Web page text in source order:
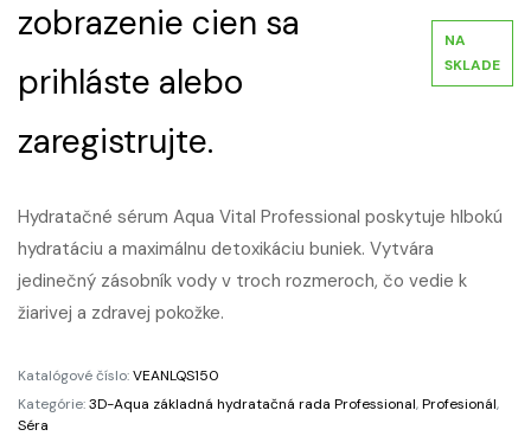
zobrazenie cien sa
prihláste alebo
zaregistrujte.
NA
SKLADE
Hydratačné sérum Aqua Vital Professional poskytuje hlbokú
hydratáciu a maximálnu detoxikáciu buniek. Vytvára
jedinečný zásobník vody v troch rozmeroch, čo vedie k
žiarivej a zdravej pokožke.
Katalógové číslo:VEANLQS150
Kategórie:3D-Aqua základná hydratačná rada Professional,Profesionál,
Séra